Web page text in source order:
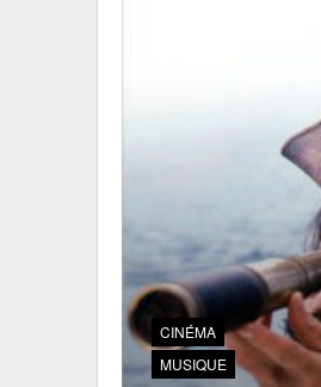
CINÉMA
MUSIQUE